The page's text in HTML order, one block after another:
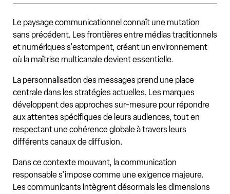
Le paysage communicationnel connaît une mutation
sans précédent. Les frontières entre médias traditionnels
et numériques s'estompent, créant un environnement
où la maîtrise multicanale devient essentielle.
La personnalisation des messages prend une place
centrale dans les stratégies actuelles. Les marques
développent des approches sur-mesure pour répondre
aux attentes spécifiques de leurs audiences, tout en
respectant une cohérence globale à travers leurs
différents canaux de diffusion.
Dans ce contexte mouvant, la communication
responsable s'impose comme une exigence majeure.
Les communicants intègrent désormais les dimensions